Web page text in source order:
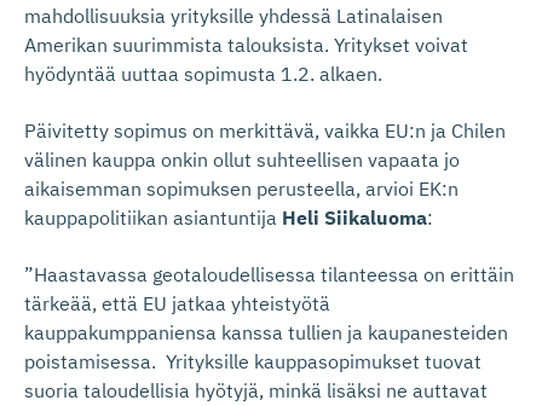
mahdollisuuksia yrityksille yhdessä Latinalaisen
Amerikan suurimmista talouksista. Yritykset voivat
hyödyntää uuttaa sopimusta 1.2. alkaen.
Päivitetty sopimus on merkittävä, vaikka EU:n ja Chilen
välinen kauppa onkin ollut suhteellisen vapaata jo
aikaisemman sopimuksen perusteella, arvioi EK:n
kauppapolitiikan asiantuntija Heli Siikaluoma:
”Haastavassa geotaloudellisessa tilanteessa on erittäin
tärkeää, että EU jatkaa yhteistyötä
kauppakumppaniensa kanssa tullien ja kaupanesteiden
poistamisessa. Yrityksille kauppasopimukset tuovat
suoria taloudellisia hyötyjä, minkä lisäksi ne auttavat